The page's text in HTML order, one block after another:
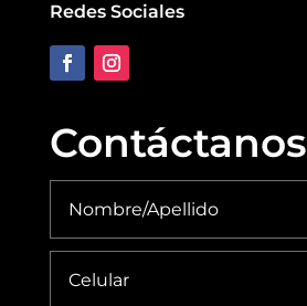
Redes Sociales
Contáctanos